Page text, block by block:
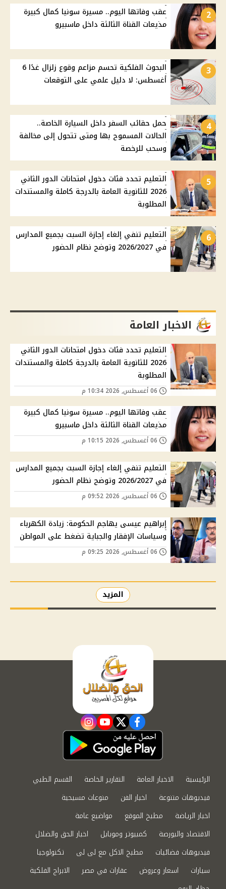
2
عقب وفاتها اليوم.. مسيرة سونيا كمال كبيرة
مذيعات القناة الثالثة داخل ماسبيرو
3
البحوث الفلكية تحسم مزاعم وقوع زلزال غدًا 6
أغسطس: لا دليل علمي على التوقعات
4
حمل حقائب السفر داخل السيارة الخاصة..
الحالات المسموح بها ومتى تتحول إلى مخالفة
وسحب للرخصة
5
التعليم تحدد فئات دخول امتحانات الدور الثاني
2026 للثانوية العامة بالدرجة كاملة والمستندات
المطلوبة
6
التعليم تنفي إلغاء إجازة السبت بجميع المدارس
في 2026/2027 وتوضح نظام الحضور
الاخبار العامة
التعليم تحدد فئات دخول امتحانات الدور الثاني
2026 للثانوية العامة بالدرجة كاملة والمستندات
المطلوبة
عقب وفاتها اليوم.. مسيرة سونيا كمال كبيرة
مذيعات القناة الثالثة داخل ماسبيرو
التعليم تنفي إلغاء إجازة السبت بجميع المدارس
في 2026/2027 وتوضح نظام الحضور
إبراهيم عيسى يهاجم الحكومة: زيادة الكهرباء
وسياسات الإفقار والجباية تضغط على المواطن
المزيد
facebook
twitter
youtube
instagram
الرئيسية الاخبار العامة التقارير الخاصة
القسم الطبي
فيديوهات متنوعة
اخبار الفن
منوعات مسيحية
اخبار الرياضة
مطبخ الموقع
مواضيع عامة
الاقتصاد والبورصة
كمبيوتر وموبايل
اخبار الحق والضلال
فيديوهات فضائيات
مطبخ الاكل مع لى لى
تكنولوجيا
سيارات
اسعار وعروض عقارات في مصر
الابراج الفلكية